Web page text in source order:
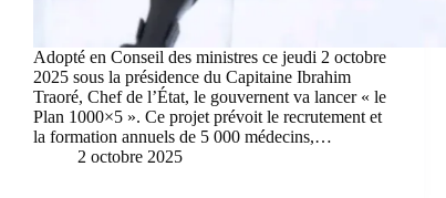
Adopté en Conseil des ministres ce jeudi 2 octobre
2025 sous la présidence du Capitaine Ibrahim
Traoré, Chef de l’État, le gouvernent va lancer « le
Plan 1000×5 ». Ce projet prévoit le recrutement et
la formation annuels de 5 000 médecins,…
2 octobre 2025